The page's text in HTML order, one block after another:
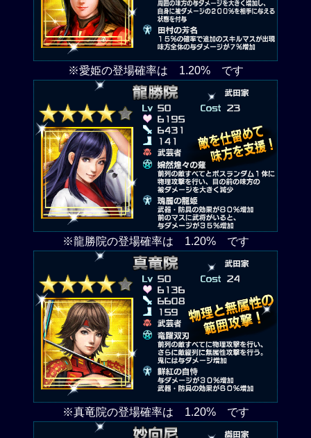
※愛姫の登場確率は 1.20% です
※龍勝院の登場確率は 1.20% です
※真竜院の登場確率は 1.20% です